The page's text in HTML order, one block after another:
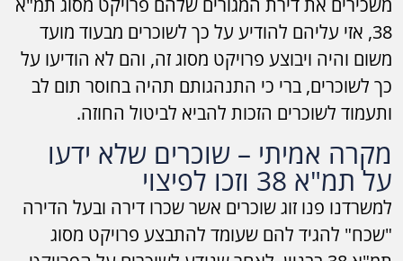
משכירים את דירת המגורים שלהם פרויקט מסוג תמ"א
38, אזי עליהם להודיע על כך לשוכרים מבעוד מועד
משום והיה ויבוצע פרויקט מסוג זה, והם לא הודיעו על
כך לשוכרים, ברי כי התנהגותם תהיה בחוסר תום לב
ותעמוד לשוכרים הזכות להביא לביטול החוזה.
מקרה אמיתי – שוכרים שלא ידעו
על תמ"א 38 וזכו לפיצוי
למשרדנו פנו זוג שוכרים אשר שכרו דירה ובעל הדירה
"שכח" להגיד להם שעומד להתבצע פרויקט מסוג